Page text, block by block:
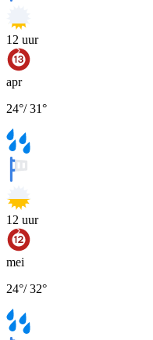
12 uur
apr
24°/31°
12 uur
mei
24°/32°